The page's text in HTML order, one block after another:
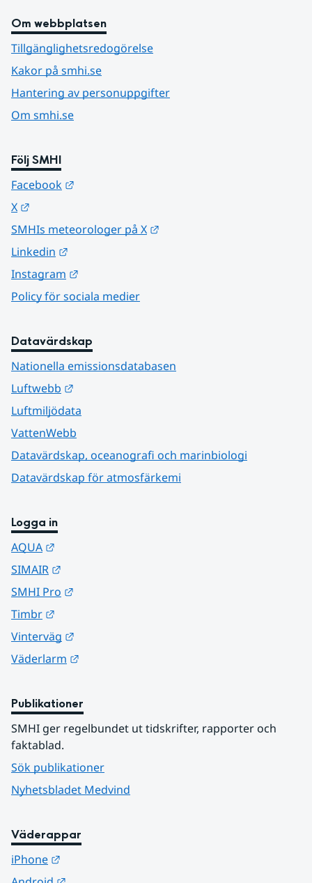
Om webbplatsen
Tillgänglighetsredogörelse
Kakor på smhi.se
Hantering av personuppgifter
Om smhi.se
Följ SMHI
Facebook
X
SMHIs meteorologer på X
Linkedin
Instagram
Policy för sociala medier
Datavärdskap
Nationella emissionsdatabasen
Luftwebb
Luftmiljödata
VattenWebb
Datavärdskap, oceanografi och marinbiologi
Datavärdskap för atmosfärkemi
Logga in
AQUA
SIMAIR
SMHI Pro
Timbr
Vinterväg
Väderlarm
Publikationer
SMHI ger regelbundet ut tidskrifter, rapporter och
faktablad.
Sök publikationer
Nyhetsbladet Medvind
Väderappar
iPhone